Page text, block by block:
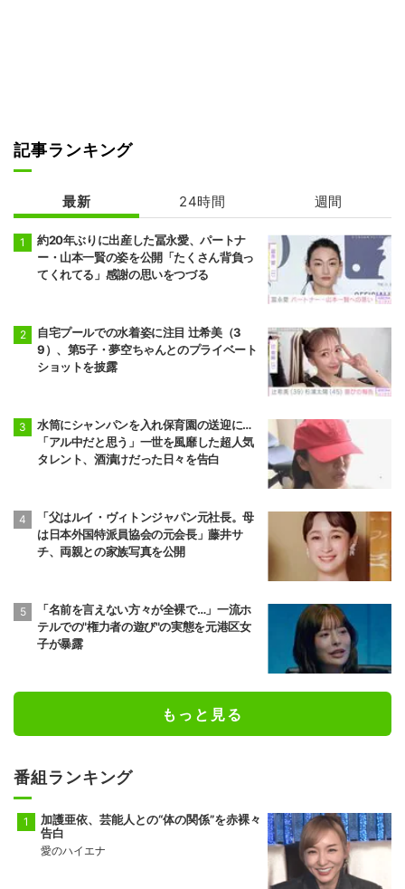
記事ランキング
最新 24時間 週間
約20年ぶりに出産した冨永愛、パートナ
ー・山本一賢の姿を公開「たくさん背負っ
てくれてる」感謝の思いをつづる
自宅プールでの水着姿に注目 辻希美（3
9）、第5子・夢空ちゃんとのプライベート
ショットを披露
水筒にシャンパンを入れ保育園の送迎に…
「アル中だと思う」一世を風靡した超人気
タレント、酒漬けだった日々を告白
「父はルイ・ヴィトンジャパン元社長。母
は日本外国特派員協会の元会長」藤井サ
チ、両親との家族写真を公開
「名前を言えない方々が全裸で…」一流ホ
テルでの"権力者の遊び"の実態を元港区女
子が暴露
もっと見る
番組ランキング
加護亜依、芸能人との“体の関係”を赤裸々
告白
愛のハイエナ